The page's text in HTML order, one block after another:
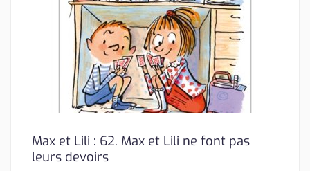
Max et Lili : 62. Max et Lili ne font pas
leurs devoirs